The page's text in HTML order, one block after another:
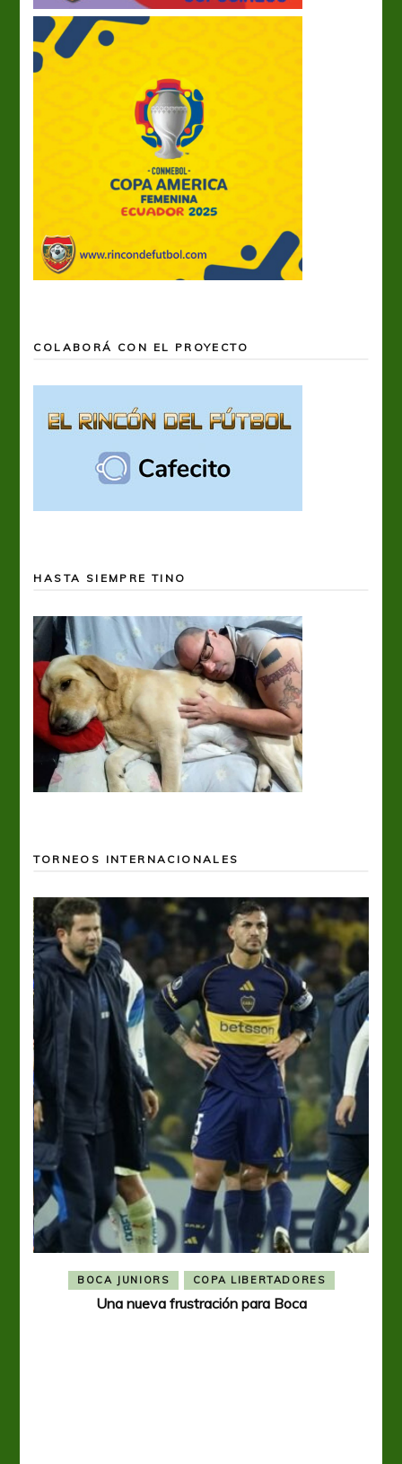
COLABORÁ CON EL PROYECTO
HASTA SIEMPRE TINO
TORNEOS INTERNACIONALES
BOCA JUNIORS COPA LIBERTADORES
Una nueva frustración para Boca